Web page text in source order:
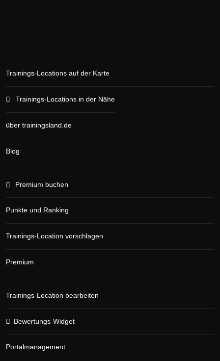
Trainings-Locations auf der Karte
Trainings-Locations in der Nähe
über trainingsland.de
Blog
Premium buchen
Punkte und Ranking
Trainings-Location vorschlagen
Premium
Trainings-Location bearbeiten
Bewertungs-Widget
Portalmanagement